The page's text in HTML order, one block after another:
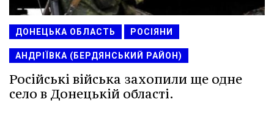
ДОНЕЦЬКА ОБЛАСТЬ РОСІЯНИ
АНДРІЇВКА (БЕРДЯНСЬКИЙ РАЙОН)
Російські війська захопили ще одне
село в Донецькій області.